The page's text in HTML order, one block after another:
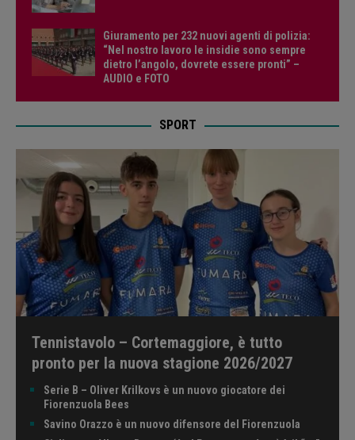
Giuramento per 232 nuovi agenti di polizia:
“Nel nostro lavoro le insidie sono sempre
dietro l’angolo, dovrete essere pronti” –
AUDIO e FOTO
SPORT
Tennistavolo – Cortemaggiore, è tutto
pronto per la nuova stagione 2026/2027
Serie B – Oliver Krilkovs è un nuovo giocatore dei
Fiorenzuola Bees
Savino Orazzo è un nuovo difensore del Fiorenzuola